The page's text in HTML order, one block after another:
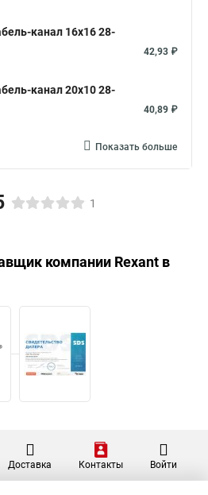
канал 16х16 28-
42,93 ₽
канал 20х10 28-
40,89 ₽
Показать больше
1
компании Rexant в
Доставка Контакты Войти